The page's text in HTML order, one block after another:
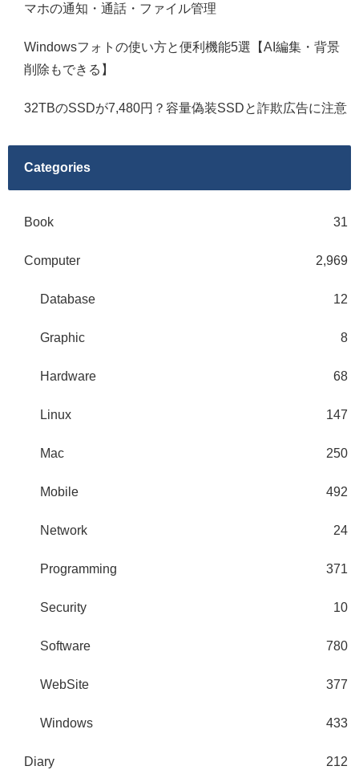
マホの通知・通話・ファイル管理
Windowsフォトの使い方と便利機能5選【AI編集・背景
削除もできる】
32TBのSSDが7,480円？容量偽装SSDと詐欺広告に注意
Categories
Book 31
Computer 2,969
Database 12
Graphic 8
Hardware 68
Linux 147
Mac 250
Mobile 492
Network 24
Programming 371
Security 10
Software 780
WebSite 377
Windows 433
Diary 212